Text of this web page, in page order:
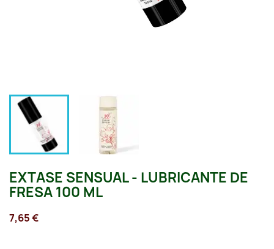
EXTASE SENSUAL - LUBRICANTE DE
FRESA 100 ML
7,65 €